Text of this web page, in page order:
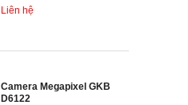
Liên hệ
Camera Megapixel GKB
D6122